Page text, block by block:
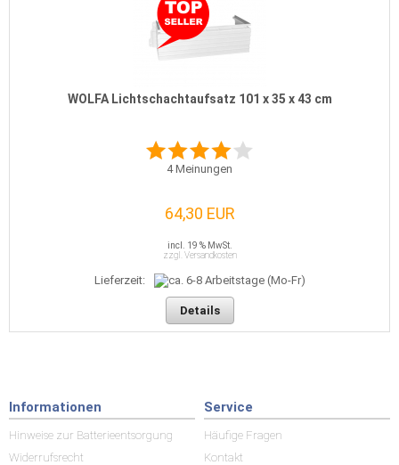
WOLFA Lichtschachtaufsatz 101 x 35 x 43 cm
4Meinungen
64,30 EUR
incl. 19 % MwSt.
zzgl. Versandkosten
Lieferzeit:
Details
Informationen
Hinweise zur Batterieentsorgung
Widerrufsrecht
Service
Häufige Fragen
Kontakt